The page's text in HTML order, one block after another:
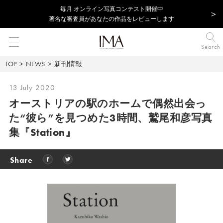
毎⽉ オンライン写真コンテスト開催中
著名な審査員があなたの作品をレビューします
Search
TOP NEWS 新刊情報
13 July 2020
オーストリアの駅のホームで偶然出会っ
た“彼ら”を見つめた3時間、鷲尾和彦写真
集『Station』
Share